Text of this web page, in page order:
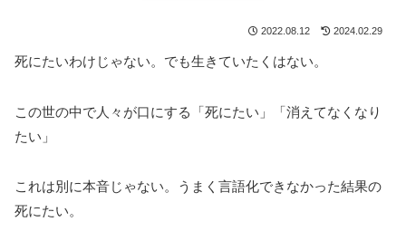
2022.08.12 2024.02.29
死にたいわけじゃない。でも生きていたくはない。
この世の中で人々が口にする「死にたい」「消えてなくなり
たい」
これは別に本音じゃない。うまく言語化できなかった結果の
死にたい。